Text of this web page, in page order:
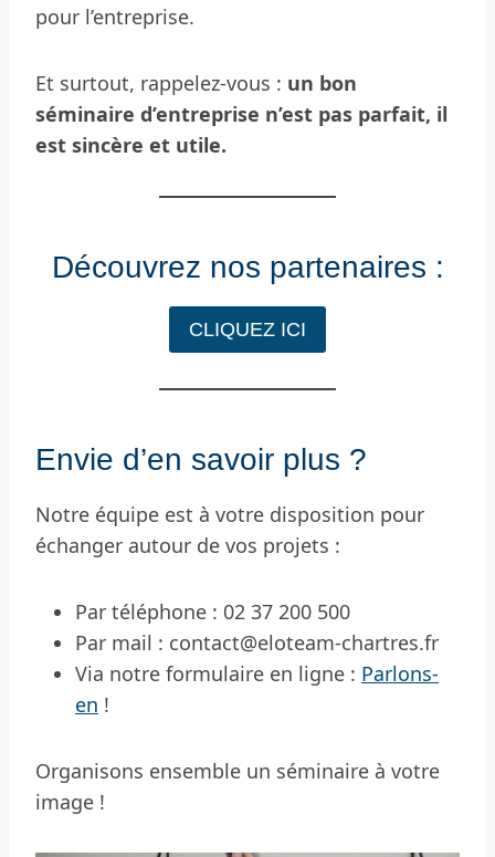
pour l’entreprise.
Et surtout, rappelez-vous : un bon
séminaire d’entreprise n’est pas parfait, il
est sincère et utile.
Découvrez nos partenaires :
CLIQUEZ ICI
Envie d’en savoir plus ?
Notre équipe est à votre disposition pour
échanger autour de vos projets :
Par téléphone : 02 37 200 500
Par mail : contact@eloteam-chartres.fr
Via notre formulaire en ligne : Parlons-
en !
Organisons ensemble un séminaire à votre
image !